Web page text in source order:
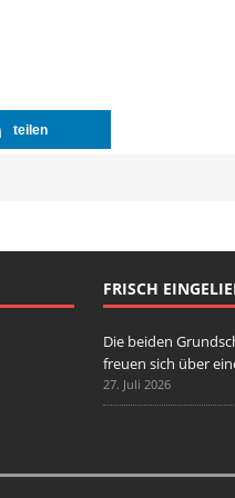
teilen
FRISCH
Die beiden
freuen sich über
27. Juli 2026